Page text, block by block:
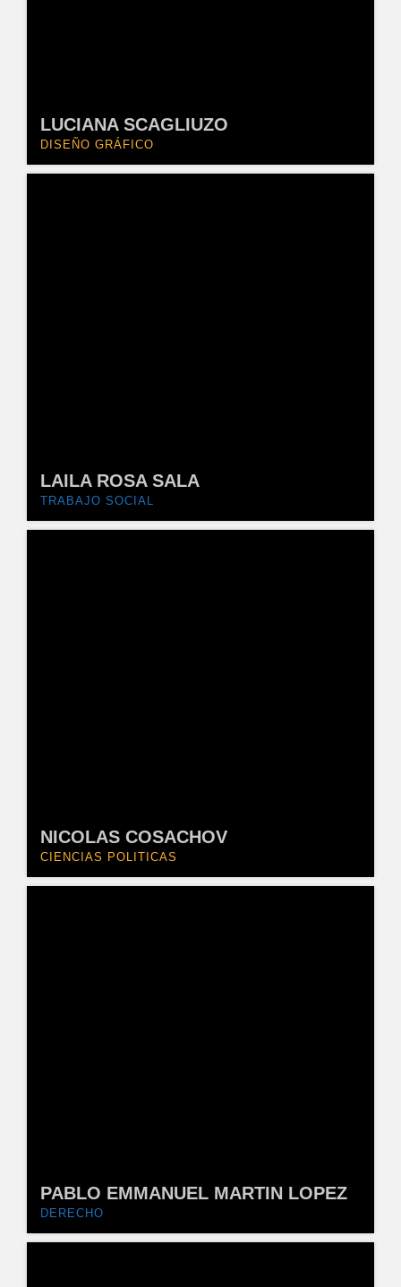
LUCIANA SCAGLIUZO
DISEÑO GRÁFICO
LAILA ROSA SALA
TRABAJO SOCIAL
NICOLAS COSACHOV
CIENCIAS POLITICAS
PABLO EMMANUEL MARTIN LOPEZ
DERECHO